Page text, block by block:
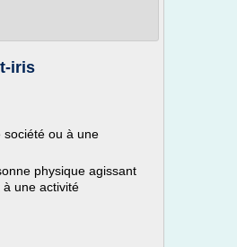
iris
société ou à une
physique agissant
une activité